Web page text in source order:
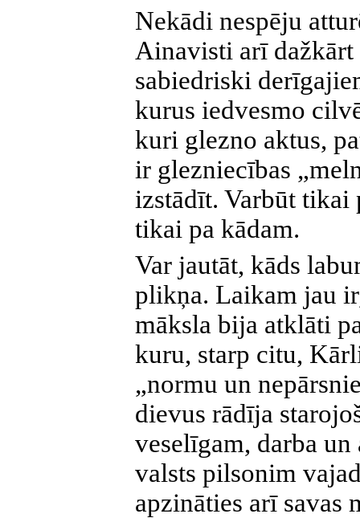
Nekādi nespēju
Ainavisti arī
sabiedriski
kurus iedvesmo
kuri glezno aktus,
ir glezniecības
izstādīt. Varbūt tikai
tikai pa kādam.
Var jautāt, kāds
plikņa. Laikam jau
māksla bija atklāti
kuru, starp citu,
„normu un
dievus rādīja
veselīgam, darba
valsts pilsonim
apzināties arī savas